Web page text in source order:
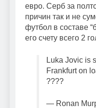
евро. Серб за
причин так и не
футбол в составе
его счету всего 2
Luka Jovic is
Frankfurt on
????
— Ronan